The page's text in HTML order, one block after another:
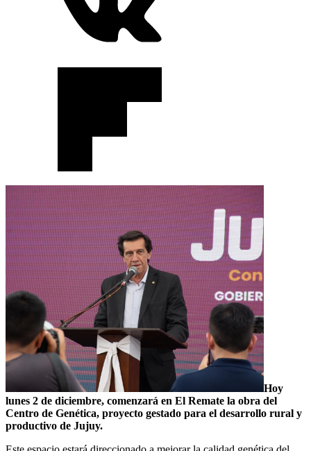
Hoy
lunes 2 de diciembre, comenzará en El Remate la obra del
Centro de Genética, proyecto gestado para el desarrollo rural y
productivo de Jujuy.